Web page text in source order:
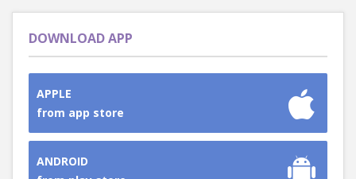
DOWNLOAD APP
APPLE
from app store
ANDROID